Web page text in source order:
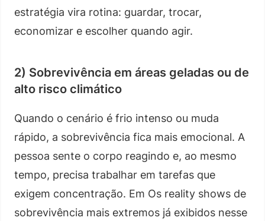
estratégia vira rotina: guardar, trocar,
economizar e escolher quando agir.
2) Sobrevivência em áreas geladas ou de
alto risco climático
Quando o cenário é frio intenso ou muda
rápido, a sobrevivência fica mais emocional. A
pessoa sente o corpo reagindo e, ao mesmo
tempo, precisa trabalhar em tarefas que
exigem concentração. Em Os reality shows de
sobrevivência mais extremos já exibidos nesse